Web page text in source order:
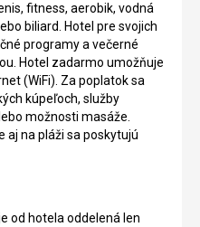
fitness, aerobik, vodná
biliard. Hotel pre svojich
programy a večerné
Hotel zadarmo umožňuje
(WiFi). Za poplatok sa
kúpeľoch, služby
možnosti masáže.
aj na pláži sa poskytujú
od hotela oddelená len